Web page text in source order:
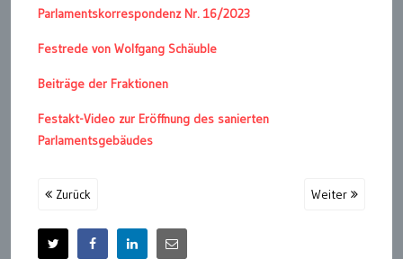
Parlamentskorrespondenz Nr. 16/2023
Festrede von Wolfgang Schäuble
Beiträge der Fraktionen
Festakt-Video zur Eröffnung des sanierten
Parlamentsgebäudes
Zurück Weiter